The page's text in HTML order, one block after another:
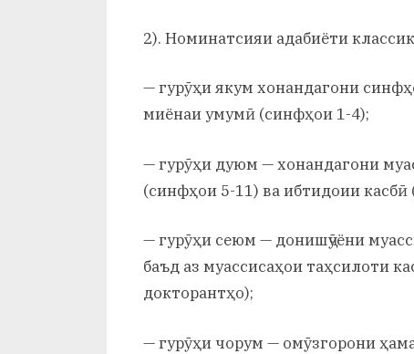
2). Номинатсияи адабиёти
— гурӯҳи якум хонандагони
миёнаи умумӣ (синфҳои 1-4);
— гурӯҳи дуюм — хонандагони
(синфҳои 5-11) ва ибтидоии
— гурӯҳи сеюм — донишҷӯёни
баъд аз муассисаҳои таҳсилоти
докторантҳо);
— гурӯҳи чорум — омӯзгорони